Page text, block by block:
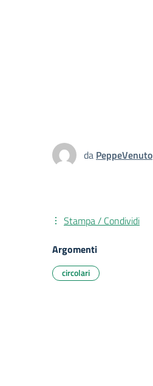
da PeppeVenuto
Stampa / Condividi
Argomenti
circolari